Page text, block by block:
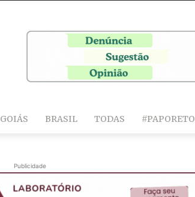
GOIÁS BRASIL TODAS #PAPORETO
Publicidade